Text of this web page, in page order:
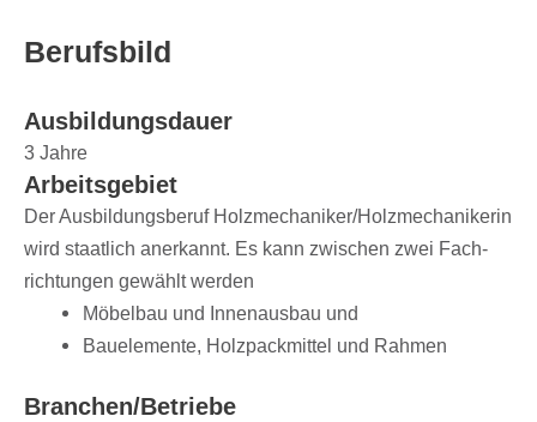
Berufs­bild
Ausbil­dungs­dauer
3 Jahre
Arbeits­ge­biet
Der Ausbil­dungs­be­ruf Holzmechaniker/​Holzmechanikerin
wird staat­lich aner­kannt. Es kann zwischen zwei Fach­
rich­tun­gen gewählt werden
Möbel­bau und Innen­aus­bau und
Bauele­mente, Holz­pack­mit­tel und Rahmen
Branchen/​Betriebe